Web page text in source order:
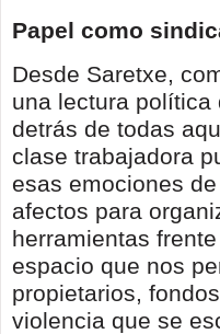
Papel como
Desde Saretxe,
una lectura política
detrás de todas
clase trabajadora
esas emociones
afectos para
herramientas
espacio que nos
propietarios,
violencia que se